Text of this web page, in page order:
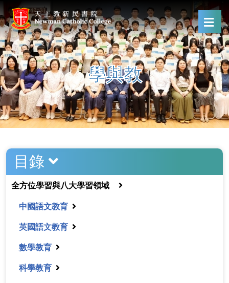
學與教
目錄
全方位學習與八大學習領域
中國語文教育
英國語文教育
數學教育
科學教育